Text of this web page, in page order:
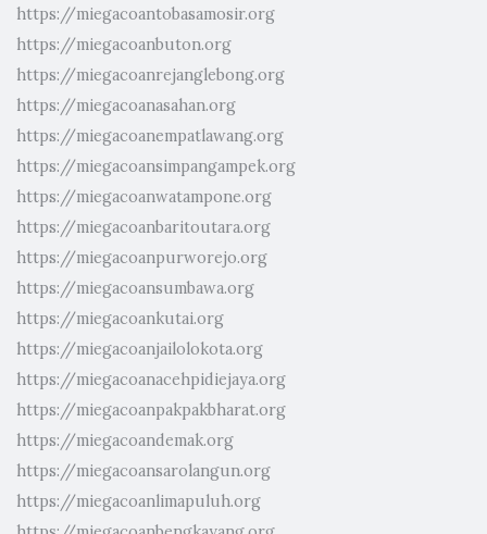
https://miegacoantobasamosir.org
https://miegacoanbuton.org
https://miegacoanrejanglebong.org
https://miegacoanasahan.org
https://miegacoanempatlawang.org
https://miegacoansimpangampek.org
https://miegacoanwatampone.org
https://miegacoanbaritoutara.org
https://miegacoanpurworejo.org
https://miegacoansumbawa.org
https://miegacoankutai.org
https://miegacoanjailolokota.org
https://miegacoanacehpidiejaya.org
https://miegacoanpakpakbharat.org
https://miegacoandemak.org
https://miegacoansarolangun.org
https://miegacoanlimapuluh.org